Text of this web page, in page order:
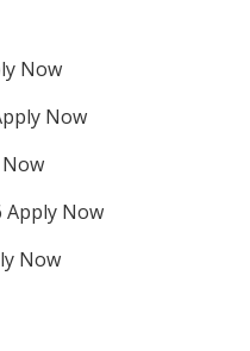
Now
Now
Apply Now
Now